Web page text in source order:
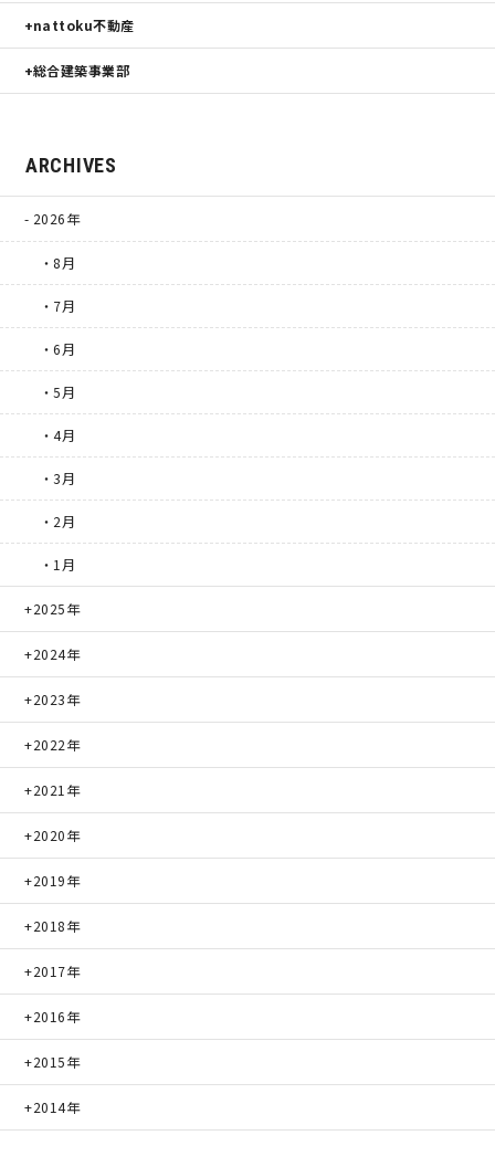
nattoku不動産
総合建築事業部
ARCHIVES
2026年
・8月
・7月
・6月
・5月
・4月
・3月
・2月
・1月
2025年
2024年
2023年
2022年
2021年
2020年
2019年
2018年
2017年
2016年
2015年
2014年